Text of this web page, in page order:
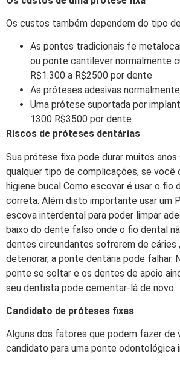
Os custos também dependem do tipo
As pontes tradicionais fe
ou ponte cantilever normalmente
R$1.300 a R$2500 por dente
As próteses adesivas
Uma prótese suportada por
1300 R$3500 por dente
Riscos de próteses dentárias
Sua prótese fixa pode durar muitos
qualquer tipo de complicações, se você
higiene bucal Como escovar é usar o fio
correta. Além disto importante usar um
escova interdental para poder limpar
baixo do dente falso onde o fio dental
dentes circundantes sofrerem de cáries
deteriorar, a ponte dentária pode falhar.
ponte se soltar e os dentes de apoio
seu dentista pode cementar-lá de novo.
Candidato de próteses fixas
Alguns dos fatores que podem fazer de
candidato para uma ponte odontológica